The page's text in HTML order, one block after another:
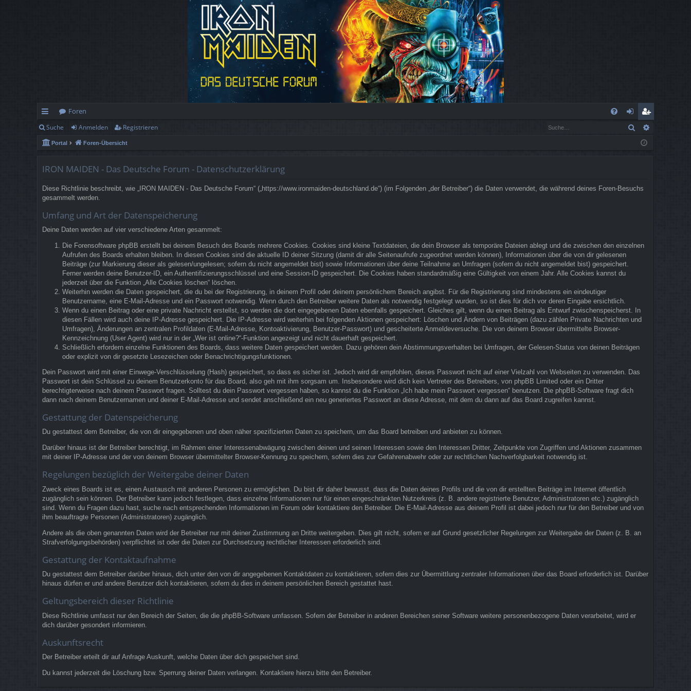
ch
ne
rif
f
Foren
n
eg
ist
Suche Anmelden Registrieren Suche
Portal Foren-Übersicht
IRON MAIDEN - Das Deutsche Forum - Datenschutzerklärung
Diese Richtlinie beschreibt, wie „IRON MAIDEN - Das Deutsche Forum“ („https://www.ironmaiden-deutschland.de“) (im Folgenden „der Betreiber“) die Daten verwendet, die während deines Foren-Besuchs
gesammelt werden.
Umfang und Art der Datenspeicherung
Deine Daten werden auf vier verschiedene Arten gesammelt:
Die Forensoftware phpBB erstellt bei deinem Besuch des Boards mehrere Cookies. Cookies sind kleine Textdateien, die dein Browser als temporäre Dateien ablegt und die zwischen den einzelnen
Aufrufen des Boards erhalten bleiben. In diesen Cookies sind die aktuelle ID deiner Sitzung (damit dir alle Seitenaufrufe zugeordnet werden können), Informationen über die von dir gelesenen
Beiträge (zur Markierung dieser als gelesen/ungelesen; sofern du nicht angemeldet bist) sowie Informationen über deine Teilnahme an Umfragen (sofern du nicht angemeldet bist) gespeichert.
Ferner werden deine Benutzer-ID, ein Authentifizierungsschlüssel und eine Session-ID gespeichert. Die Cookies haben standardmäßig eine Gültigkeit von einem Jahr. Alle Cookies kannst du
jederzeit über die Funktion „Alle Cookies löschen“ löschen.
Weiterhin werden die Daten gespeichert, die du bei der Registrierung, in deinem Profil oder deinem persönlichem Bereich angibst. Für die Registrierung sind mindestens ein eindeutiger
Benutzername, eine E-Mail-Adresse und ein Passwort notwendig. Wenn durch den Betreiber weitere Daten als notwendig festgelegt wurden, so ist dies für dich vor deren Eingabe ersichtlich.
Wenn du einen Beitrag oder eine private Nachricht erstellst, so werden die dort eingegebenen Daten ebenfalls gespeichert. Gleiches gilt, wenn du einen Beitrag als Entwurf zwischenspeicherst. In
diesen Fällen wird auch deine IP-Adresse gespeichert. Die IP-Adresse wird weiterhin bei folgenden Aktionen gespeichert: Löschen und Ändern von Beiträgen (dazu zählen Private Nachrichten und
Umfragen), Änderungen an zentralen Profildaten (E-Mail-Adresse, Kontoaktivierung, Benutzer-Passwort) und gescheiterte Anmeldeversuche. Die von deinem Browser übermittelte Browser-
Kennzeichnung (User Agent) wird nur in der „Wer ist online?“-Funktion angezeigt und nicht dauerhaft gespeichert.
Schließlich erfordern einzelne Funktionen des Boards, dass weitere Daten gespeichert werden. Dazu gehören dein Abstimmungsverhalten bei Umfragen, der Gelesen-Status von deinen Beiträgen
oder explizit von dir gesetzte Lesezeichen oder Benachrichtigungsfunktionen.
Dein Passwort wird mit einer Einwege-Verschlüsselung (Hash) gespeichert, so dass es sicher ist. Jedoch wird dir empfohlen, dieses Passwort nicht auf einer Vielzahl von Webseiten zu verwenden. Das
Passwort ist dein Schlüssel zu deinem Benutzerkonto für das Board, also geh mit ihm sorgsam um. Insbesondere wird dich kein Vertreter des Betreibers, von phpBB Limited oder ein Dritter
berechtigterweise nach deinem Passwort fragen. Solltest du dein Passwort vergessen haben, so kannst du die Funktion „Ich habe mein Passwort vergessen“ benutzen. Die phpBB-Software fragt dich
dann nach deinem Benutzernamen und deiner E-Mail-Adresse und sendet anschließend ein neu generiertes Passwort an diese Adresse, mit dem du dann auf das Board zugreifen kannst.
Gestattung der Datenspeicherung
Du gestattest dem Betreiber, die von dir eingegebenen und oben näher spezifizierten Daten zu speichern, um das Board betreiben und anbieten zu können.
Darüber hinaus ist der Betreiber berechtigt, im Rahmen einer Interessenabwägung zwischen deinen und seinen Interessen sowie den Interessen Dritter, Zeitpunkte von Zugriffen und Aktionen zusammen
mit deiner IP-Adresse und der von deinem Browser übermittelter Browser-Kennung zu speichern, sofern dies zur Gefahrenabwehr oder zur rechtlichen Nachverfolgbarkeit notwendig ist.
Regelungen bezüglich der Weitergabe deiner Daten
Zweck eines Boards ist es, einen Austausch mit anderen Personen zu ermöglichen. Du bist dir daher bewusst, dass die Daten deines Profils und die von dir erstellten Beiträge im Internet öffentlich
zugänglich sein können. Der Betreiber kann jedoch festlegen, dass einzelne Informationen nur für einen eingeschränkten Nutzerkreis (z. B. andere registrierte Benutzer, Administratoren etc.) zugänglich
sind. Wenn du Fragen dazu hast, suche nach entsprechenden Informationen im Forum oder kontaktiere den Betreiber. Die E-Mail-Adresse aus deinem Profil ist dabei jedoch nur für den Betreiber und von
ihm beauftragte Personen (Administratoren) zugänglich.
Andere als die oben genannten Daten wird der Betreiber nur mit deiner Zustimmung an Dritte weitergeben. Dies gilt nicht, sofern er auf Grund gesetzlicher Regelungen zur Weitergabe der Daten (z. B. an
Strafverfolgungsbehörden) verpflichtet ist oder die Daten zur Durchsetzung rechtlicher Interessen erforderlich sind.
Gestattung der Kontaktaufnahme
Du gestattest dem Betreiber darüber hinaus, dich unter den von dir angegebenen Kontaktdaten zu kontaktieren, sofern dies zur Übermittlung zentraler Informationen über das Board erforderlich ist. Darüber
hinaus dürfen er und andere Benutzer dich kontaktieren, sofern du dies in deinem persönlichen Bereich gestattet hast.
Geltungsbereich dieser Richtlinie
Diese Richtlinie umfasst nur den Bereich der Seiten, die die phpBB-Software umfassen. Sofern der Betreiber in anderen Bereichen seiner Software weitere personenbezogene Daten verarbeitet, wird er
dich darüber gesondert informieren.
Auskunftsrecht
Der Betreiber erteilt dir auf Anfrage Auskunft, welche Daten über dich gespeichert sind.
Du kannst jederzeit die Löschung bzw. Sperrung deiner Daten verlangen. Kontaktiere hierzu bitte den Betreiber.